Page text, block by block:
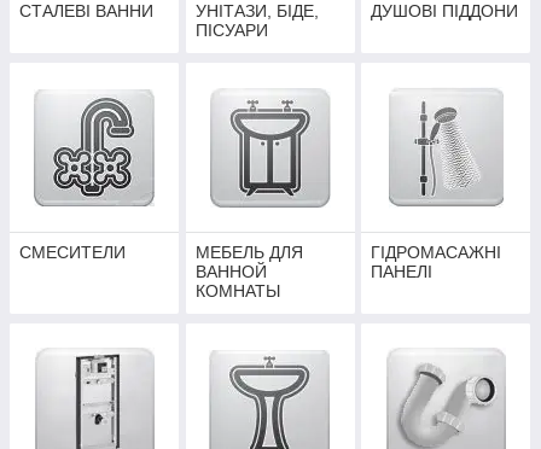
СТАЛЕВІ ВАННИ
УНІТАЗИ, БІДЕ,
ПІСУАРИ
ДУШОВІ ПІДДОНИ
СМЕСИТЕЛИ
МЕБЕЛЬ ДЛЯ
ВАННОЙ
КОМНАТЫ
ГІДРОМАСАЖНІ
ПАНЕЛІ